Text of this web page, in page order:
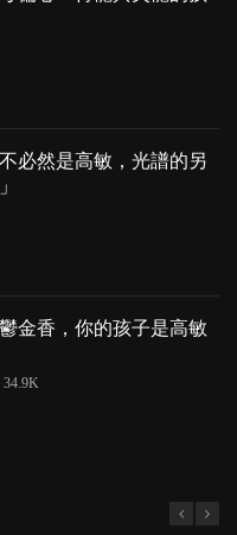
必然是高敏，光譜的另
金香，你的孩子是高敏
34.9K